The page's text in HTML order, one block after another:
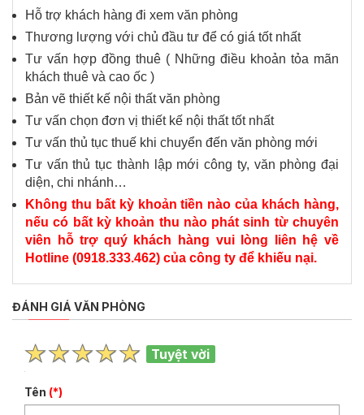
Hỗ trợ khách hàng đi xem văn phòng
Thương lượng với chủ đầu tư để có giá tốt nhất
Tư vấn hợp đồng thuê ( Những điều khoản tỏa mãn
khách thuê và cao ốc )
Bản vẽ thiết kế nội thất văn phòng
Tư vấn chọn đơn vị thiết kế nội thất tốt nhất
Tư vấn thủ tục thuế khi chuyển đến văn phòng mới
Tư vấn thủ tục thành lập mới công ty, văn phòng đại
diện, chi nhánh…
Không thu bất kỳ khoản tiền nào của khách hàng,
nếu có bất kỳ khoản thu nào phát sinh từ chuyên
viên hỗ trợ quý khách hàng vui lòng liên hệ về
Hotline (0918.333.462) của công ty để khiếu nại.
ĐÁNH GIÁ VĂN PHÒNG
Tuyệt vời
Tên (*)